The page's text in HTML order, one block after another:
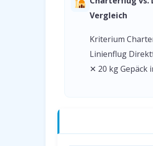
Vergleich
Kriterium
Linienflug
✕ 20 kg Gepäck